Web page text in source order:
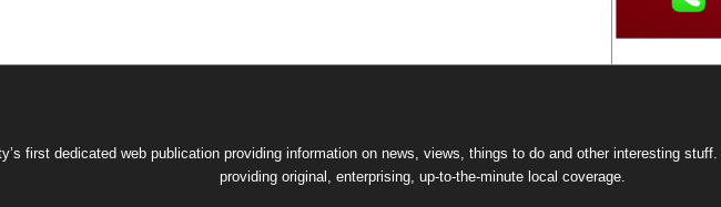
first dedicated web publication providing information on news, views, things to do and other interesting
providing original, enterprising, up-to-the-minute local coverage.